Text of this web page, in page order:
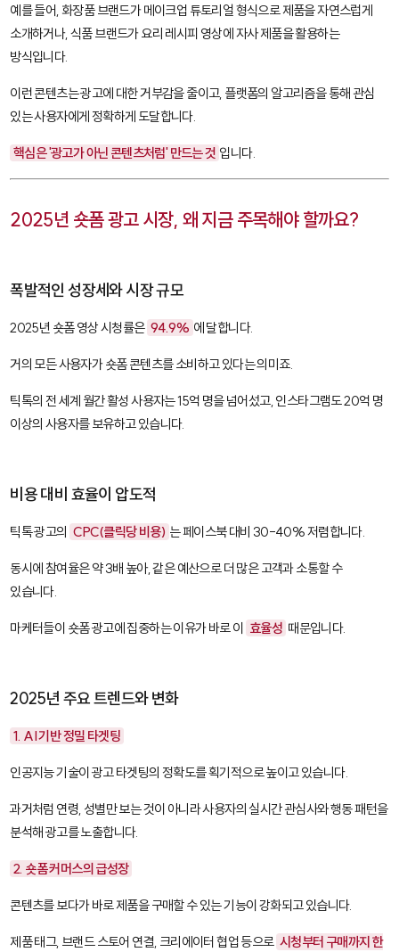
예를 들어, 화장품 브랜드가 메이크업 튜토리얼 형식으로 제품을 자연스럽게
소개하거나, 식품 브랜드가 요리 레시피 영상에 자사 제품을 활용하는
방식입니다.
이런 콘텐츠는 광고에 대한 거부감을 줄이고, 플랫폼의 알고리즘을 통해 관심
있는 사용자에게 정확하게 도달합니다.
핵심은 '광고가 아닌 콘텐츠처럼' 만드는 것 입니다.
2025년 숏폼 광고 시장, 왜 지금 주목해야 할까요?
폭발적인 성장세와 시장 규모
2025년 숏폼 영상 시청률은 94.9% 에 달합니다.
거의 모든 사용자가 숏폼 콘텐츠를 소비하고 있다는 의미죠.
틱톡의 전 세계 월간 활성 사용자는 15억 명을 넘어섰고, 인스타그램도 20억 명
이상의 사용자를 보유하고 있습니다.
비용 대비 효율이 압도적
틱톡 광고의 CPC(클릭당 비용) 는 페이스북 대비 30-40% 저렴합니다.
동시에 참여율은 약 3배 높아, 같은 예산으로 더 많은 고객과 소통할 수
있습니다.
마케터들이 숏폼 광고에 집중하는 이유가 바로 이 효율성 때문입니다.
2025년 주요 트렌드와 변화
1. AI 기반 정밀 타겟팅
인공지능 기술이 광고 타겟팅의 정확도를 획기적으로 높이고 있습니다.
과거처럼 연령, 성별만 보는 것이 아니라 사용자의 실시간 관심사와 행동 패턴을
분석해 광고를 노출합니다.
2. 숏폼 커머스의 급성장
콘텐츠를 보다가 바로 제품을 구매할 수 있는 기능이 강화되고 있습니다.
제품 태그, 브랜드 스토어 연결, 크리에이터 협업 등으로 시청부터 구매까지 한